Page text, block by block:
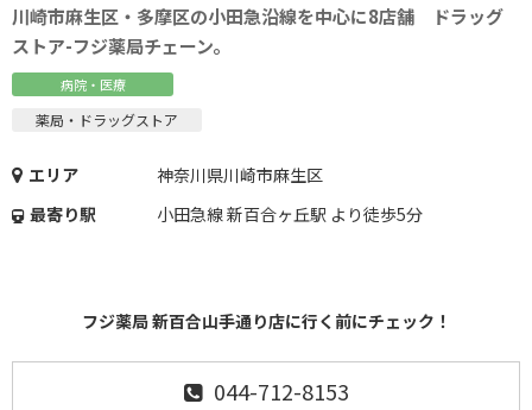
川崎市麻生区・多摩区の小田急沿線を中心に8店舗 ドラッグ
ストア-フジ薬局チェーン。
病院・医療
薬局・ドラッグストア
エリア
神奈川県川崎市麻生区
最寄り駅
小田急線 新百合ヶ丘駅 より徒歩5分
フジ薬局 新百合山手通り店に行く前にチェック！
044-712-8153